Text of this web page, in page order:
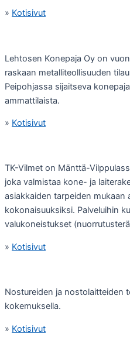
» Kotisivut
Lehtosen Konepaja Oy on
raskaan metalliteollisuuden
Peipohjassa sijaitseva
ammattilaista.
» Kotisivut
TK-Vilmet on Mänttä-
joka valmistaa kone- ja
asiakkaiden tarpeiden
kokonaisuuksiksi. Palveluihin
valukoneistukset
» Kotisivut
Nostureiden ja nostolaitteiden
kokemuksella.
» Kotisivut